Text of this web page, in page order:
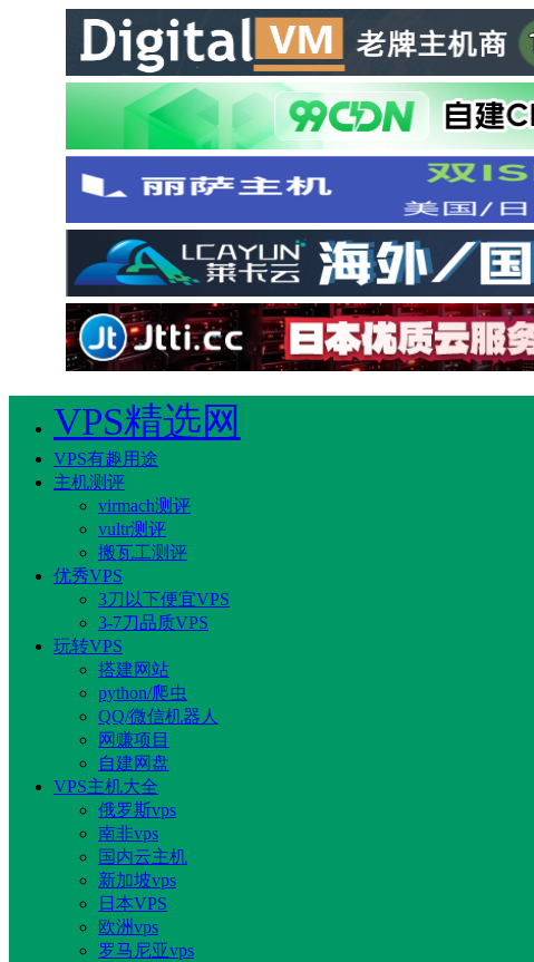
VPS精选网
VPS有趣用途
主机测评
virmach测评
vultr测评
搬瓦工测评
优秀VPS
3刀以下便宜VPS
3-7刀品质VPS
玩转VPS
搭建网站
python/爬虫
QQ/微信机器人
网赚项目
自建网盘
VPS主机大全
俄罗斯vps
南非vps
国内云主机
新加坡vps
日本VPS
欧洲vps
罗马尼亚vps